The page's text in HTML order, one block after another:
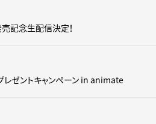
記念生配信決定！
レゼントキャンペーン in animate